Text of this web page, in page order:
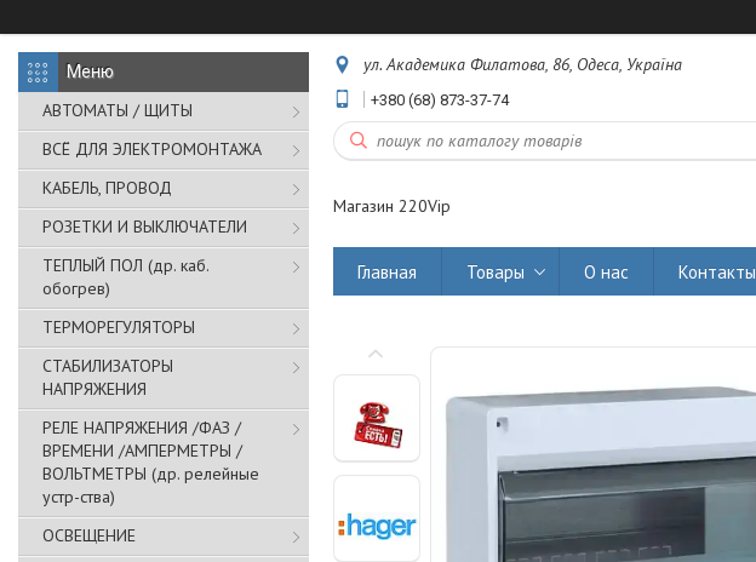
АВТОМАТЫ / ЩИТЫ
ВСЁ ДЛЯ ЭЛЕКТРОМОНТАЖА
КАБЕЛЬ, ПРОВОД
РОЗЕТКИ И ВЫКЛЮЧАТЕЛИ
ТЕПЛЫЙ ПОЛ (др. каб.
обогрев)
ТЕРМОРЕГУЛЯТОРЫ
СТАБИЛИЗАТОРЫ
НАПРЯЖЕНИЯ
РЕЛЕ НАПРЯЖЕНИЯ /ФАЗ /
ВРЕМЕНИ /АМПЕРМЕТРЫ /
ВОЛЬТМЕТРЫ (др. релейные
устр-ства)
ОСВЕЩЕНИЕ
ул. Академика Филатова, 86, Одеса, Україна
+380 (68) 873-37-74
Магазин 220Vip
Главная Товары О нас Контакты